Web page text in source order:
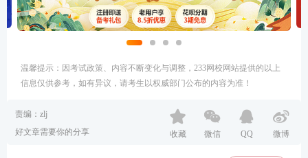
温馨提示：因考试政策、内容不断变化与调整，233网校网站提供的以上
信息仅供参考，如有异议，请考生以权威部门公布的内容为准！
责编：zlj
好文章需要你的分享
收藏 微信 QQ 微博